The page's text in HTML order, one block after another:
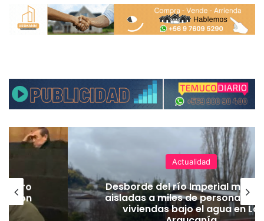
deja
Actualidad
Nuevas micromovilidades en
Temuco: concejal Fredy
destaca llegada de empresa Jet
tarifas más accesibles y